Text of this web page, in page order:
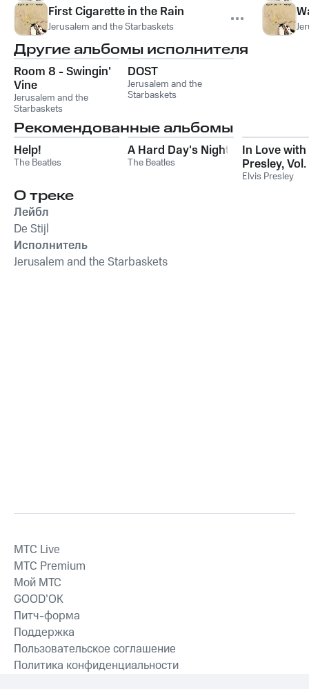
First Cigarette in the Rain
Jerusalem and the Starbaskets
Другие альбомы исполнителя
Room 8 - Swingin'
Vine
Jerusalem and the
Starbaskets
DOST
Jerusalem and the
Starbaskets
Рекомендованные альбомы
Help!
The Beatles
A Hard Day's Night
The Beatles
In Love with
Presley, Vol.
Elvis Presley
О треке
Лейбл
De Stijl
Исполнитель
Jerusalem and the Starbaskets
MTС Live
MTС Premium
Мой МТС
GOOD’OK
Питч-форма
Поддержка
Пользовательское соглашение
Политика конфиденциальности